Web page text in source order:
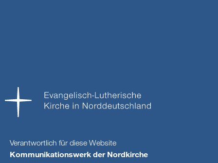
Verantwortlich für diese Website
Kommunikationswerk der Nordkirche